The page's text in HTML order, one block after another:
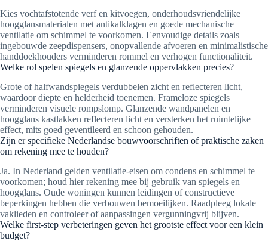
Kies vochtafstotende verf en kitvoegen, onderhoudsvriendelijke
hoogglansmaterialen met antikalklagen en goede mechanische
ventilatie om schimmel te voorkomen. Eenvoudige details zoals
ingebouwde zeepdispensers, onopvallende afvoeren en minimalistische
handdoekhouders verminderen rommel en verhogen functionaliteit.
Welke rol spelen spiegels en glanzende oppervlakken precies?
Grote of halfwandspiegels verdubbelen zicht en reflecteren licht,
waardoor diepte en helderheid toenemen. Frameloze spiegels
verminderen visuele rompslomp. Glanzende wandpanelen en
hoogglans kastlakken reflecteren licht en versterken het ruimtelijke
effect, mits goed geventileerd en schoon gehouden.
Zijn er specifieke Nederlandse bouwvoorschriften of praktische zaken
om rekening mee te houden?
Ja. In Nederland gelden ventilatie-eisen om condens en schimmel te
voorkomen; houd hier rekening mee bij gebruik van spiegels en
hoogglans. Oude woningen kunnen leidingen of constructieve
beperkingen hebben die verbouwen bemoeilijken. Raadpleeg lokale
vaklieden en controleer of aanpassingen vergunningvrij blijven.
Welke first-step verbeteringen geven het grootste effect voor een klein
budget?